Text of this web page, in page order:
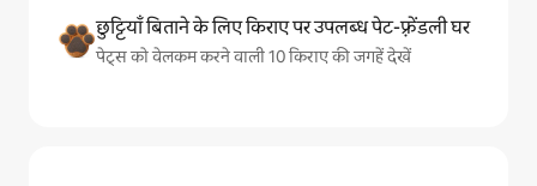
छुट्टियाँ बिताने के लिए किराए पर उपलब्ध पेट-फ़्रेंडली घर
पेट्स को वेलकम करने वाली 10 किराए की जगहें देखें